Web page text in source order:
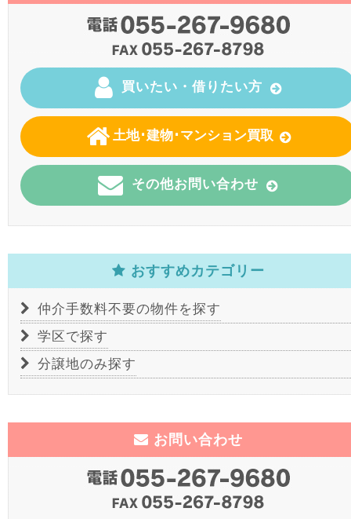
買いたい・借りたい方
土地･建物･マンション買取
その他お問い合わせ
おすすめカテゴリー
仲介手数料不要の物件を探す
学区で探す
分譲地のみ探す
お問い合わせ